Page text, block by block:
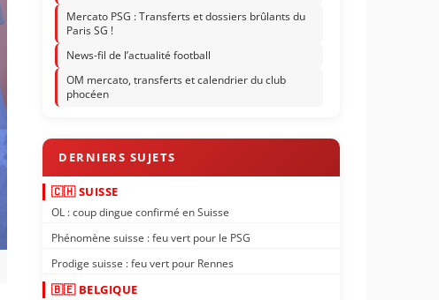
Mercato PSG : Transferts et dossiers brûlants du
Paris SG !
News-fil de l’actualité football
OM mercato, transferts et calendrier du club
phocéen
🇨🇭 SUISSE
OL : coup dingue confirmé en Suisse
Phénomène suisse : feu vert pour le PSG
Prodige suisse : feu vert pour Rennes
🇧🇪 BELGIQUE